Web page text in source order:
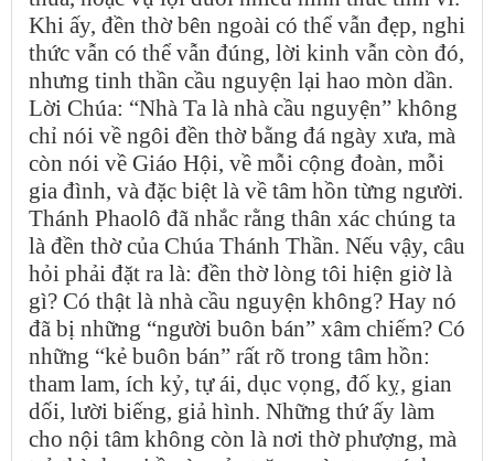
Khi ấy, đền thờ bên ngoài có thể vẫn đẹp, nghi
thức vẫn có thể vẫn đúng, lời kinh vẫn còn đó,
nhưng tinh thần cầu nguyện lại hao mòn dần.
Lời Chúa: “Nhà Ta là nhà cầu nguyện” không
chỉ nói về ngôi đền thờ bằng đá ngày xưa, mà
còn nói về Giáo Hội, về mỗi cộng đoàn, mỗi
gia đình, và đặc biệt là về tâm hồn từng người.
Thánh Phaolô đã nhắc rằng thân xác chúng ta
là đền thờ của Chúa Thánh Thần. Nếu vậy, câu
hỏi phải đặt ra là: đền thờ lòng tôi hiện giờ là
gì? Có thật là nhà cầu nguyện không? Hay nó
đã bị những “người buôn bán” xâm chiếm? Có
những “kẻ buôn bán” rất rõ trong tâm hồn:
tham lam, ích kỷ, tự ái, dục vọng, đố kỵ, gian
dối, lười biếng, giả hình. Những thứ ấy làm
cho nội tâm không còn là nơi thờ phượng, mà